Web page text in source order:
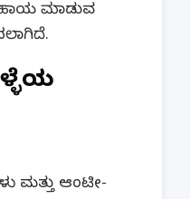
ಮಾಡುವ
ಮತ್ತು ಆಂಟೀ-